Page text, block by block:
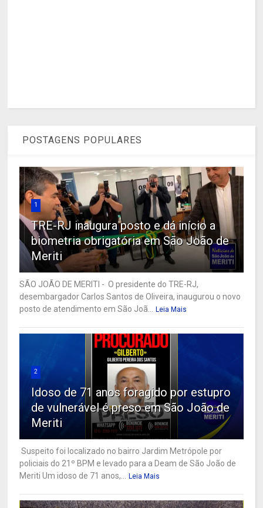
POSTAGENS POPULARES
1
TRE-RJ inaugura posto e dá início a
biometria obrigatória em São João de
Meriti
SÃO JOÃO DE MERITI - O presidente do TRE-RJ,
desembargador Carlos Santos de Oliveira, inaugurou o novo
posto de atendimento em São Joã...
Leia Mais
2
Idoso de 71 anos foragido por estupro
de vulnerável é preso em São João de
Meriti
Suspeito foi localizado no bairro Jardim Metrópole por
policiais do 21º BPM e levado para a Deam de São João de
Meriti Um idoso de 71 anos,...
Leia Mais